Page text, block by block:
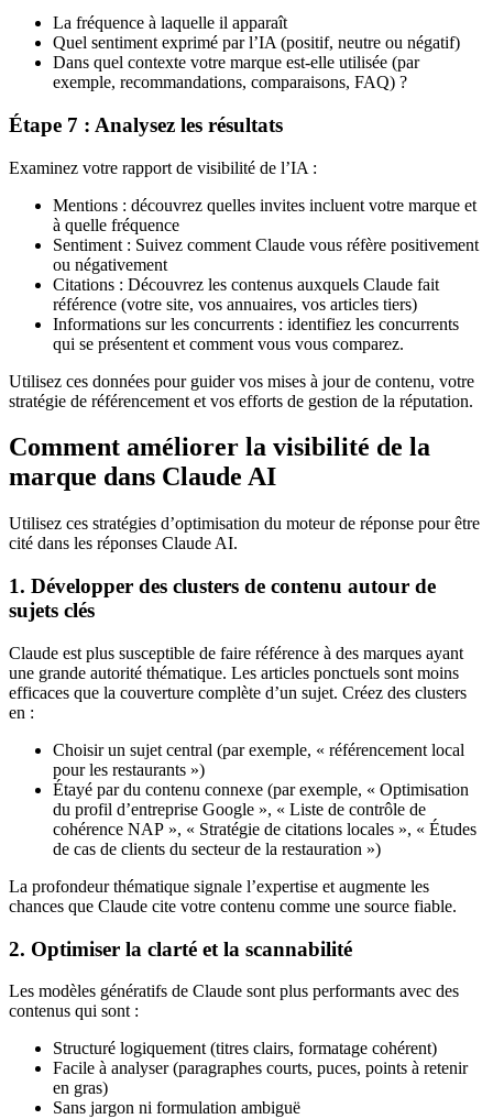
La fréquence à laquelle il apparaît
Quel sentiment exprimé par l’IA (positif, neutre ou négatif)
Dans quel contexte votre marque est-elle utilisée (par
exemple, recommandations, comparaisons, FAQ) ?
Étape 7 : Analysez les résultats
Examinez votre rapport de visibilité de l’IA :
Mentions : découvrez quelles invites incluent votre marque et
à quelle fréquence
Sentiment : Suivez comment Claude vous réfère positivement
ou négativement
Citations : Découvrez les contenus auxquels Claude fait
référence (votre site, vos annuaires, vos articles tiers)
Informations sur les concurrents : identifiez les concurrents
qui se présentent et comment vous vous comparez.
Utilisez ces données pour guider vos mises à jour de contenu, votre
stratégie de référencement et vos efforts de gestion de la réputation.
Comment améliorer la visibilité de la
marque dans Claude AI
Utilisez ces stratégies d’optimisation du moteur de réponse pour être
cité dans les réponses Claude AI.
1. Développer des clusters de contenu autour de
sujets clés
Claude est plus susceptible de faire référence à des marques ayant
une grande autorité thématique. Les articles ponctuels sont moins
efficaces que la couverture complète d’un sujet. Créez des clusters
en :
Choisir un sujet central (par exemple, « référencement local
pour les restaurants »)
Étayé par du contenu connexe (par exemple, « Optimisation
du profil d’entreprise Google », « Liste de contrôle de
cohérence NAP », « Stratégie de citations locales », « Études
de cas de clients du secteur de la restauration »)
La profondeur thématique signale l’expertise et augmente les
chances que Claude cite votre contenu comme une source fiable.
2. Optimiser la clarté et la scannabilité
Les modèles génératifs de Claude sont plus performants avec des
contenus qui sont :
Structuré logiquement (titres clairs, formatage cohérent)
Facile à analyser (paragraphes courts, puces, points à retenir
en gras)
Sans jargon ni formulation ambiguë